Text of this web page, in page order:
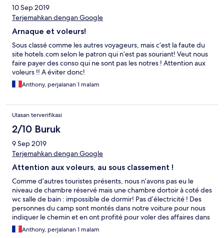
10 Sep 2019
Terjemahkan dengan Google
Arnaque et voleurs!
Sous classé comme les autres voyageurs, mais c’est la faute du
site hotels.com selon le patron qui n’est pas souriant! Veut nous
faire payer des conso qui ne sont pas les notres ! Attention aux
voleurs !! A éviter donc!
Anthony, perjalanan 1 malam
Ulasan terverifikasi
2/10 Buruk
9 Sep 2019
Terjemahkan dengan Google
Attention aux voleurs, au sous classement !
Comme d’autres touristes présents, nous n’avons pas eu le
niveau de chambre réservé mais une chambre dortoir à coté des
wc salle de bain : impossible de dormir! Pas d’électricité ! Des
personnes du camp sont montés dans notre voiture pour nous
indiquer le chemin et en ont profité pour voler des affaires dans
notre véhicule! Je ne recommande pas, personnel peu aimable.
Assez loin du parc au final!
Anthony, perjalanan 1 malam